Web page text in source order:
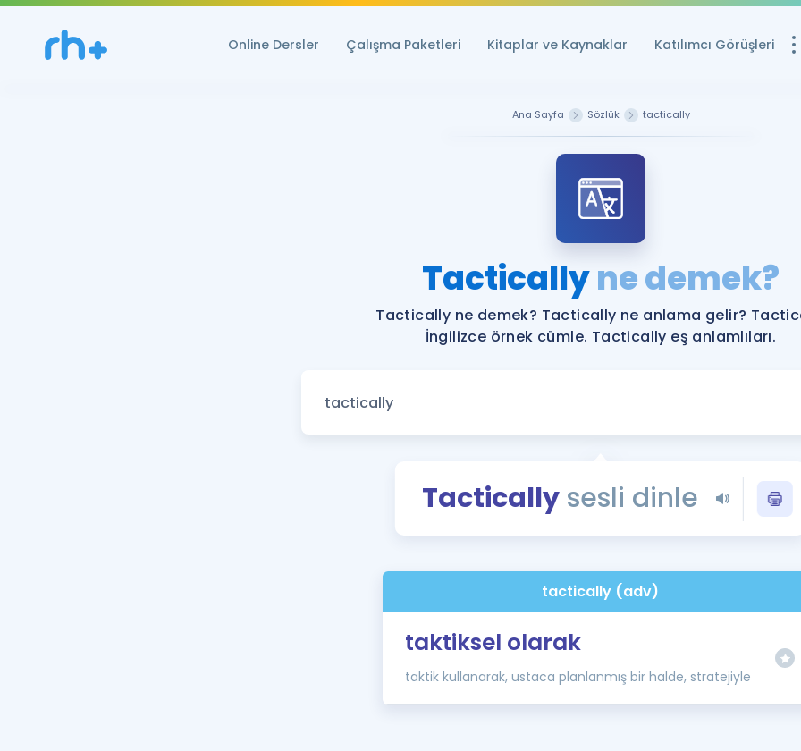
Online Dersler Çalışma Paketleri Kitaplar ve Kaynaklar Katılımcı Görüşleri
YDS ve YÖKDİL
YDS ve YÖKDİL'e
Tüm ÖSYM
YDS - YÖKDİL
İngilizce Gramer
Ana Sayfa Sözlük tactically
Tacticallyne demek?
Tactically ne demek? Tactically ne anlama gelir?
İngilizce örnek cümle. Tactically eş anlamlıları.
Tacticallysesli dinle
tactically (adv)
taktiksel olarak
taktik kullanarak, ustaca planlanmış bir halde, stratejiyle